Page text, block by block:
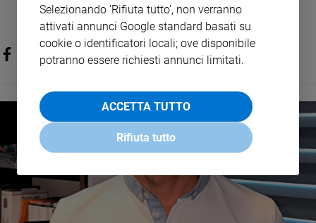
Selezionando 'Rifiuta tutto', non verranno
attivati annunci Google standard basati su
cookie o identificatori locali; ove disponibile
potranno essere richiesti annunci limitati.
ACCETTA TUTTO
Rifiuta tutto